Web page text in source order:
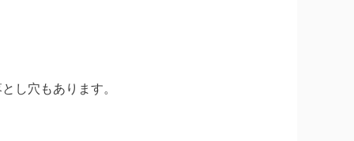
し穴もあります。